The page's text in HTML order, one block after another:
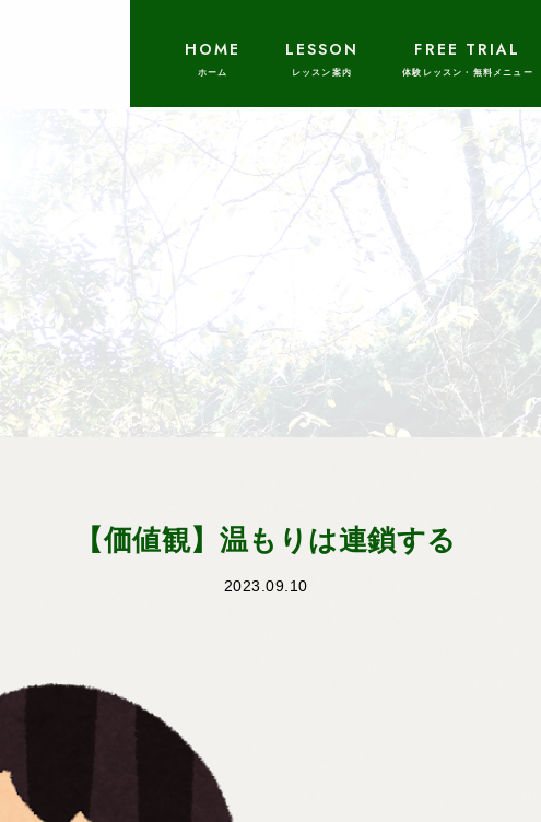
HOME LESSON FREE TRIAL
【価値観】温もりは連鎖する
2023.09.10